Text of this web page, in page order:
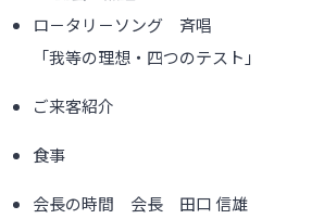
ロ－タリ－ソング 斉唱
「我等の理想・四つのテスト」
ご来客紹介
食事
会長の時間 会長 田口 信雄